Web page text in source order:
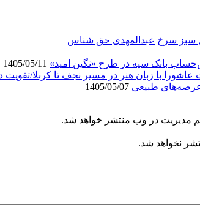
سبز سرخ عبدالمهدی حق شناس
بانک سپه در طرح «نگین امید»
عاشورا با زبان هنر در مسیر نجف تا کربلا/
عرصه‌های طبیعی
مدیریت در وب منتشر خواهد شد.
نخواهد شد.